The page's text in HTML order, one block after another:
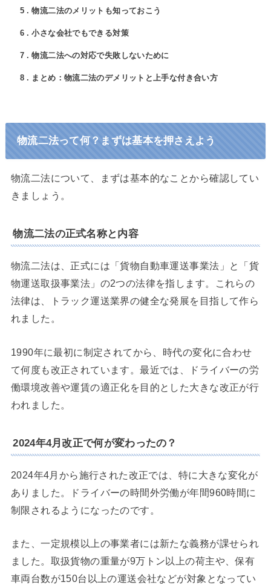
5 物流二法のメリットも知っておこう
6 小さな会社でもできる対策
7 物流二法への対応で失敗しないために
8 まとめ：物流二法のデメリットと上手な付き合い方
物流二法って何？まずは基本を押さえよう
物流二法について、まずは基本的なことから確認してい
きましょう。
物流二法の正式名称と内容
物流二法は、正式には「貨物自動車運送事業法」と「貨
物運送取扱事業法」の2つの法律を指します。これらの
法律は、トラック運送業界の健全な発展を目指して作ら
れました。
1990年に最初に制定されてから、時代の変化に合わせ
て何度も改正されています。最近では、ドライバーの労
働環境改善や運賃の適正化を目的とした大きな改正が行
われました。
2024年4月改正で何が変わったの？
2024年4月から施行された改正では、特に大きな変化が
ありました。ドライバーの時間外労働が年間960時間に
制限されるようになったのです。
また、一定規模以上の事業者には新たな義務が課せられ
ました。取扱貨物の重量が9万トン以上の荷主や、保有
車両台数が150台以上の運送会社などが対象となってい